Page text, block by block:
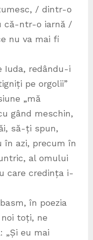
/ dintr-o
că-ntr-o iarnă /
nu va mai fi
Iuda, redându-i
pe orgolii”
„mă
gând meschin,
să-ți spun,
în azi, precum în
al omului
care credința i-
în poezia
noi toți, ne
„Și eu mai